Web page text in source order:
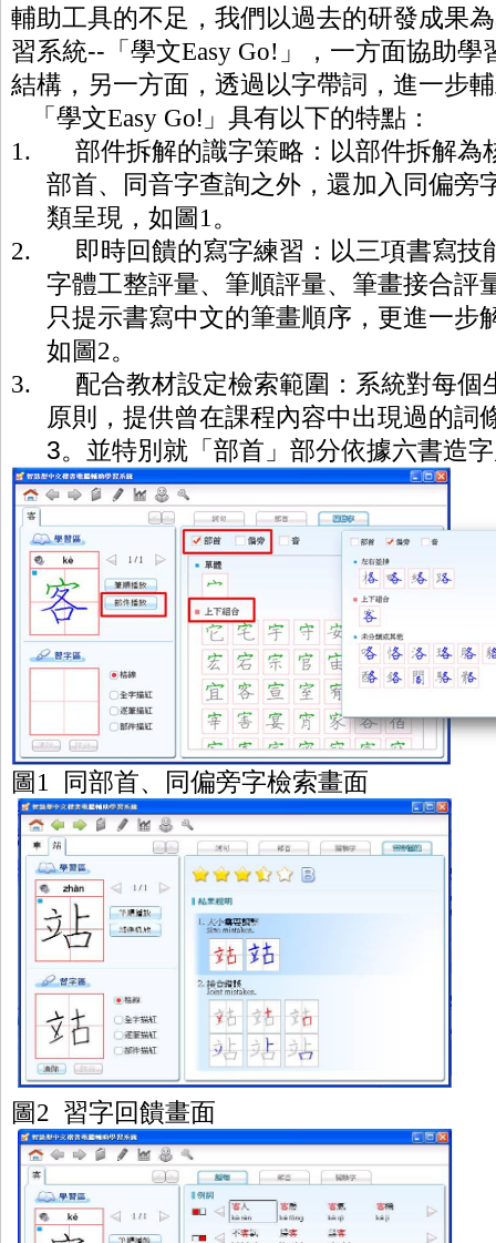
輔助工具的不足 ，我們以過去的研發成果
習系統-- 「學文Easy Go! 」，一方面協助
結構，另一方面，透過以字帶詞，進一步
「學文Easy Go! 」 具有以下的特點 ：
1.
部件拆解的識字策略：以部件拆解為
部首、同音字查詢之外，還加入同偏旁
類呈現， 如圖1 。
2.
即時回饋的寫字練習：以三項書寫技
字體工整評量、筆順評量、筆畫接合評
只提示書寫中文的筆畫順序， 更進一步
如圖2。
3.
配合教材設定檢索範圍：系統對每個
原則，提供曾在課程內容中出現過的詞
3。並特別就「部首」部分依據六書造
圖1 同部首、同偏旁字檢索畫面
圖2 習字回饋畫面